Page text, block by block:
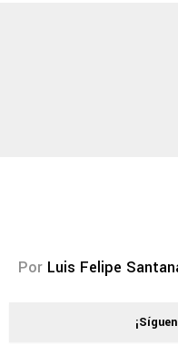
Por Luis Felipe